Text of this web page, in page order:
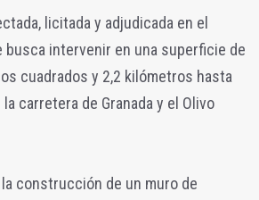
licitada y adjudicada en el
busca intervenir en una superficie de
cuadrados y 2,2 kilómetros hasta
carretera de Granada y el Olivo
construcción de un muro de